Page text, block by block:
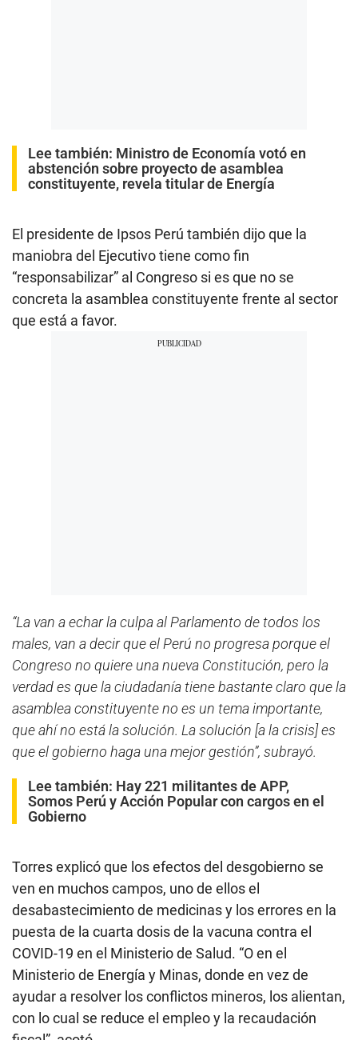
Lee también: Ministro de Economía votó en
abstención sobre proyecto de asamblea
constituyente, revela titular de Energía
El presidente de Ipsos Perú también dijo que la
maniobra del Ejecutivo tiene como fin
“responsabilizar” al Congreso si es que no se
concreta la asamblea constituyente frente al sector
que está a favor.
“La van a echar la culpa al Parlamento de todos los
males, van a decir que el Perú no progresa porque el
Congreso no quiere una nueva Constitución, pero la
verdad es que la ciudadanía tiene bastante claro que la
asamblea constituyente no es un tema importante,
que ahí no está la solución. La solución [a la crisis] es
que el gobierno haga una mejor gestión”, subrayó.
Lee también: Hay 221 militantes de APP,
Somos Perú y Acción Popular con cargos en el
Gobierno
Torres explicó que los efectos del desgobierno se
ven en muchos campos, uno de ellos el
desabastecimiento de medicinas y los errores en la
puesta de la cuarta dosis de la vacuna contra el
COVID-19 en el Ministerio de Salud. “O en el
Ministerio de Energía y Minas, donde en vez de
ayudar a resolver los conflictos mineros, los alientan,
con lo cual se reduce el empleo y la recaudación